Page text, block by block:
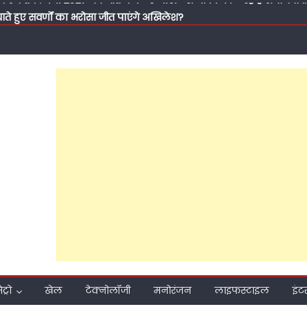
हुए सवर्णों का भरोसा जीत पाएंगे अखिलेश?
प्रति समर्पण, बिना प्रचार की जनसेवा और मजबूत संगठनात्मक तैयारी ने
बने सपा नेता डॉ. जीराज सिंह यादव, पीड़ित परिवार की मदद को बढ़ाया
जीराज सिंह यादव, भोलेनाथ से मांगा आशीर्वाद; ग्रामीणों ने 2027 में सपा
के बुझते हुए चिराग, सपा सुप्रीमो अखिलेश यादव ने टिकट घोषित नहीं
पोस्टर भी सोशल मीडिया पर करवा दिए वायरल, पढ़ें कैसे बरेली कैंट
खेल टेक्नोलॉजी मनोरंजन लाइफस्टाइल